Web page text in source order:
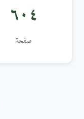
٦٠٤
صفحة